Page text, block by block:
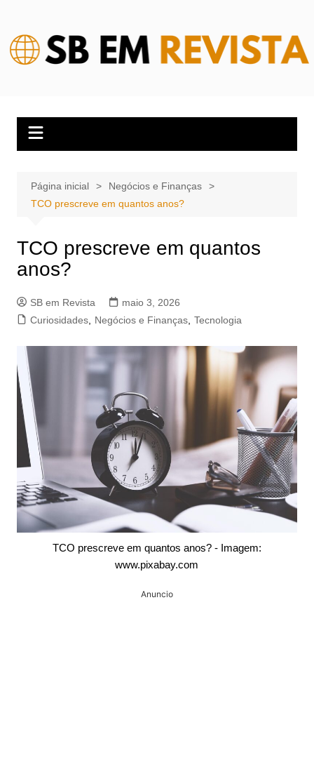
conteúdo
Página inicial
Negócios e Finanças
TCO prescreve em quantos anos?
TCO prescreve em quantos
anos?
SB em Revista
maio 3, 2026
Curiosidades, Negócios e Finanças, Tecnologia
TCO prescreve em quantos anos? - Imagem:
www.pixabay.com
Anuncio